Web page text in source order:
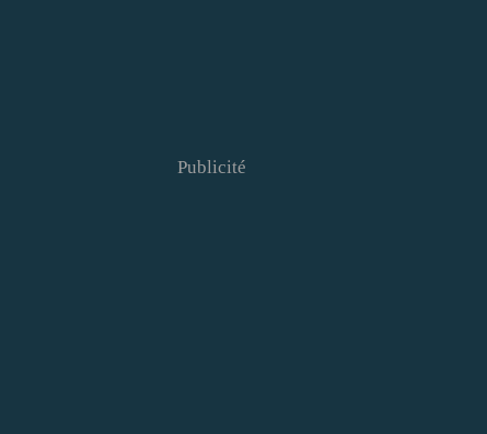
Publicité